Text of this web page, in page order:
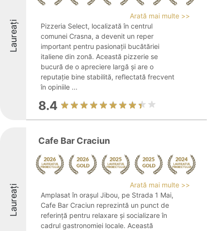
Laureați
Arată mai multe >>
Pizzeria Select, localizată în centrul
comunei Crasna, a devenit un reper
important pentru pasionații bucătăriei
italiene din zonă. Această pizzerie se
bucură de o apreciere largă și are o
reputație bine stabilită, reflectată frecvent
în opiniile ...
8.4
Laureați
Cafe Bar Craciun
Arată mai multe >>
Amplasat în orașul Jibou, pe Strada 1 Mai,
Cafe Bar Craciun reprezintă un punct de
referință pentru relaxare și socializare în
cadrul gastronomiei locale. Această